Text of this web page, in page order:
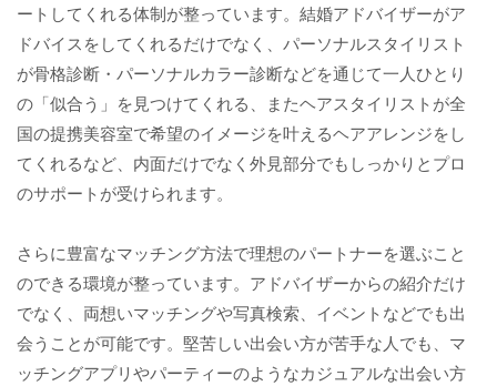
ートしてくれる体制が整っています。結婚アドバイザーがア
ドバイスをしてくれるだけでなく、パーソナルスタイリスト
が骨格診断・パーソナルカラー診断などを通じて一人ひとり
の「似合う」を見つけてくれる、またヘアスタイリストが全
国の提携美容室で希望のイメージを叶えるヘアアレンジをし
てくれるなど、内面だけでなく外見部分でもしっかりとプロ
のサポートが受けられます。
さらに豊富なマッチング方法で理想のパートナーを選ぶこと
のできる環境が整っています。アドバイザーからの紹介だけ
でなく、両想いマッチングや写真検索、イベントなどでも出
会うことが可能です。堅苦しい出会い方が苦手な人でも、マ
ッチングアプリやパーティーのようなカジュアルな出会い方